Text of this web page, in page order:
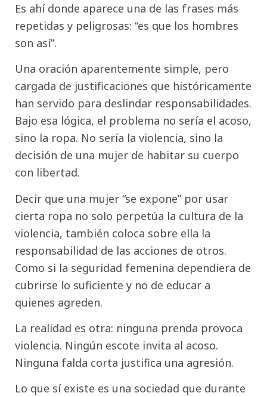
Es ahí donde aparece una de las frases más
repetidas y peligrosas: “es que los hombres
son así”.
Una oración aparentemente simple, pero
cargada de justificaciones que históricamente
han servido para deslindar responsabilidades.
Bajo esa lógica, el problema no sería el acoso,
sino la ropa. No sería la violencia, sino la
decisión de una mujer de habitar su cuerpo
con libertad.
Decir que una mujer “se expone” por usar
cierta ropa no solo perpetúa la cultura de la
violencia, también coloca sobre ella la
responsabilidad de las acciones de otros.
Como si la seguridad femenina dependiera de
cubrirse lo suficiente y no de educar a
quienes agreden.
La realidad es otra: ninguna prenda provoca
violencia. Ningún escote invita al acoso.
Ninguna falda corta justifica una agresión.
Lo que sí existe es una sociedad que durante